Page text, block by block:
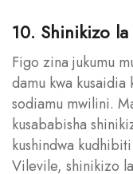
10. Shinikizo
Figo zina jukumu
damu kwa
sodiamu mwilini.
kusababisha
kushindwa
Vilevile, shinikizo